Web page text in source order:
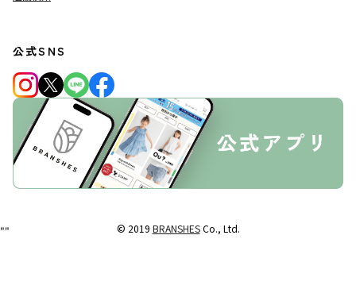
公式SNS
© 2019 BRANSHESCo., Ltd.
""